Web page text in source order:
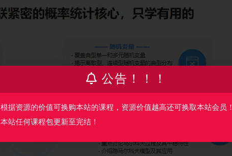
公告！！！
根据资源的价值可换购本站的课程，资源价值越高还可换取本站会员！
本站任何课程包更新至完结！